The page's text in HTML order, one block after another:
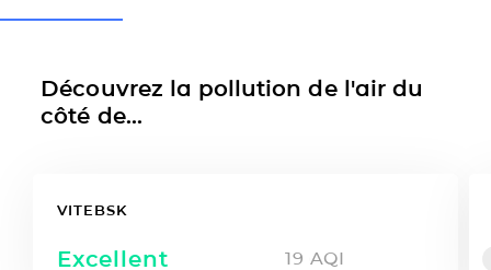
Découvrez la pollution de l'air du
côté de...
VITEBSK
Excellent 19 AQI